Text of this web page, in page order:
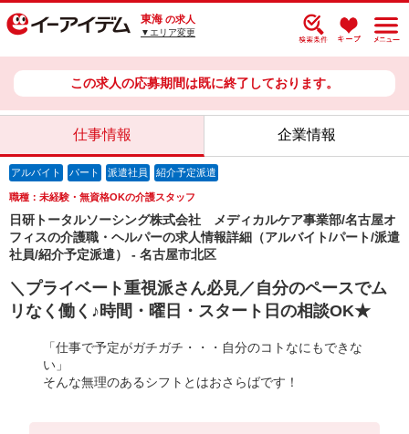
東海 の求人
▼エリア変更
この求人の応募期間は既に終了しております。
仕事情報 企業情報
アルバイト パート 派遣社員 紹介予定派遣
職種：未経験・無資格OKの介護スタッフ
日研トータルソーシング株式会社 メディカルケア事業部/名古屋オ
フィスの介護職・ヘルパーの求人情報詳細（アルバイト/パート/派遣
社員/紹介予定派遣） - 名古屋市北区
＼プライベート重視派さん必見／自分のペースでム
リなく働く♪時間・曜日・スタート日の相談OK★
「仕事で予定がガチガチ・・・自分のコトなにもできな
い」
そんな無理のあるシフトとはおさらばです！